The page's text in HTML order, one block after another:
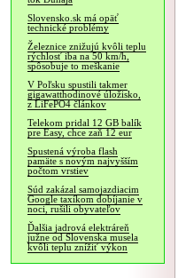
Slovensko.sk má opäť
technické problémy
Železnice znižujú kvôli teplu
rýchlosť iba na 50 km/h,
spôsobuje to meškanie
V Poľsku spustili takmer
gigawatthodinové úložisko,
z LiFePO4 článkov
Telekom pridal 12 GB balík
pre Easy, chce zaň 12 eur
Spustená výroba flash
pamäte s novým najvyšším
počtom vrstiev
Súd zakázal samojazdiacim
Google taxíkom dobíjanie v
noci, rušili obyvateľov
Ďalšia jadrová elektráreň
južne od Slovenska musela
kvôli teplu znížiť výkon